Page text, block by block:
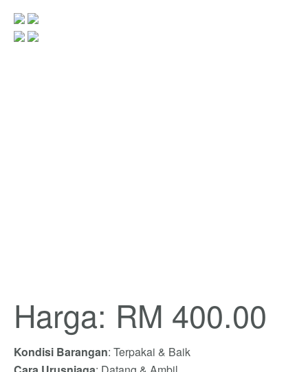
Harga: RM 400.00
Kondisi Barangan: Terpakai & Baik